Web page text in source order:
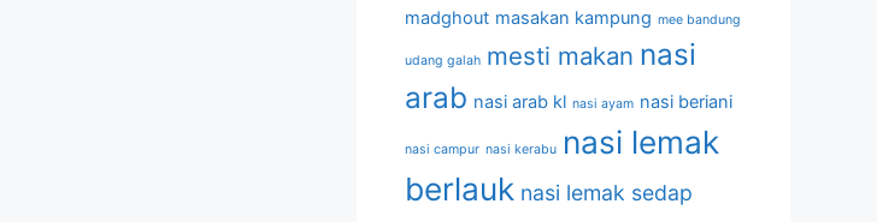
madghout masakan kampung mee bandung
udang galah mesti makan nasi
arab nasi arab kl nasi ayam nasi beriani
nasi campur nasi kerabu nasi lemak
berlauk nasi lemak sedap